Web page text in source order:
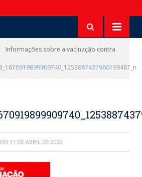
Informações sobre a vacinação contra
EM 11 DE ABRIL DE 2022